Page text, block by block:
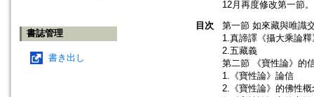
書誌管理
書き出し
12月再度修改第一節
目次
第一節 如來藏與唯識
1.真諦譯《攝大乘論
2.五藏義
第二節 《寶性論》的
1.《寶性論》論信
2.《寶性論》的佛性概